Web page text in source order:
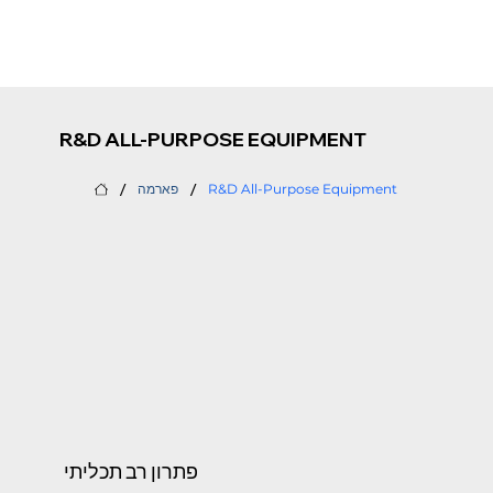
R&D ALL-PURPOSE EQUIPMENT
/ פארמה / R&D All-Purpose Equipment
פתרון רב תכליתי